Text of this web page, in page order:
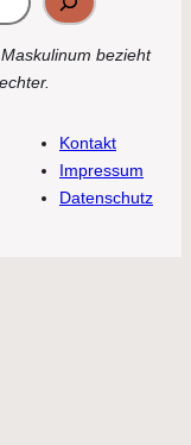
bezieht
Kontakt
Impressum
Datenschutz